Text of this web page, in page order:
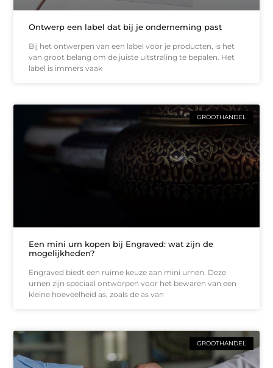
Ontwerp een label dat bij je onderneming past
Bij het ontwerpen van een label voor je producten, is het
van groot belang om de juiste uitstraling te bepalen. Het
label is immers vaak
GROOTHANDEL
Een mini urn kopen bij Engraved: wat zijn de
mogelijkheden?
Engraved biedt een ruime keuze aan mini urnen. Deze
urnen zijn speciaal ontworpen voor het bewaren van een
kleine hoeveelheid as, zoals de as van
GROOTHANDEL